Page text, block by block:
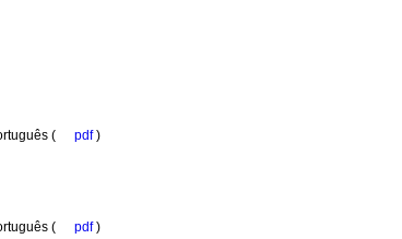
( pdf)
( pdf)